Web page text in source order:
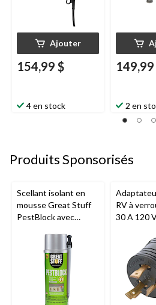
Ajouter
154,99 $
4 en stock
149,99
2 en
Produits Sponsorisés
Scellant isolant en
mousse Great Stuff
PestBlock avec
intelligent, usage
intérieur/extérieur, 12
RV à
30 A 120